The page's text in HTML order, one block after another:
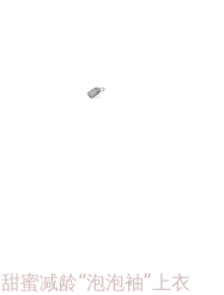
甜蜜减龄“泡泡袖”上衣